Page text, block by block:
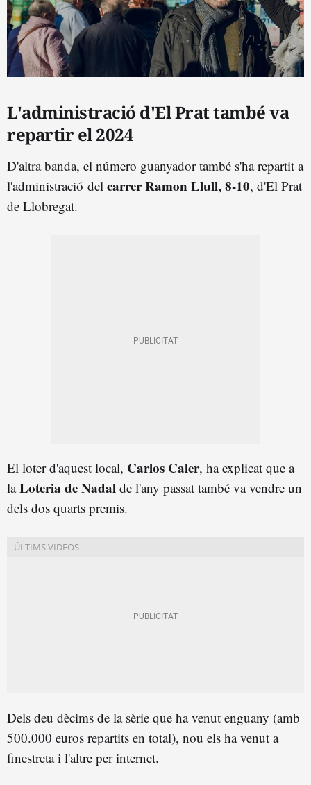
L'administració d'El Prat també va
repartir el 2024
D'altra banda, el número guanyador també s'ha repartit a
l'administració del carrer Ramon Llull, 8-10, d'El Prat
de Llobregat.
El loter d'aquest local, Carlos Caler, ha explicat que a
laLoteria de Nadal de l'any passat també va vendre un
dels dos quarts premis.
Dels deu dècims de la sèrie que ha venut enguany (amb
500.000 euros repartits en total), nou els ha venut a
finestreta i l'altre per internet.